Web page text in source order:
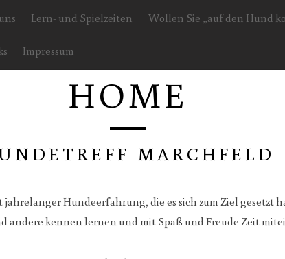
Lern- und Spielzeiten Wollen Sie „auf den Hund
Impressum
HOME
MARCHFELD
Hundeerfahrung, die es sich zum Ziel
andere kennen lernen und mit Spaß und Freude Zeit